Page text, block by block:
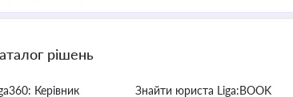
рішень
Керівник
Знайти юриста Liga:BOOK